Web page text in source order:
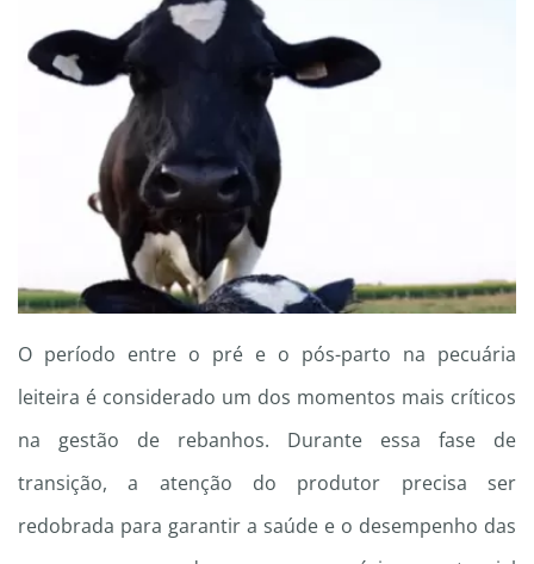
O período entre o pré e o pós-parto na pecuária
leiteira é considerado um dos momentos mais críticos
na gestão de rebanhos. Durante essa fase de
transição, a atenção do produtor precisa ser
redobrada para garantir a saúde e o desempenho das